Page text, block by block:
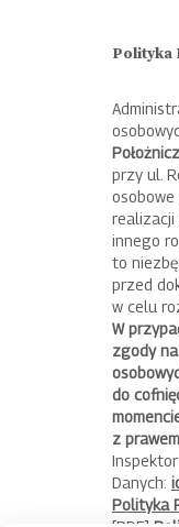
Polityka
przy ul.
realizacji
innego
to
przed
w celu
W
zgody
do
z
Danych:
Polityka